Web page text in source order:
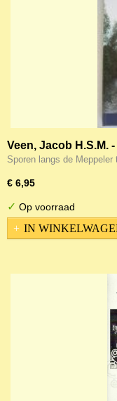
Veen, Jacob H.S.M.
Sporen langs de
€ 6,95
✓ Op voorraad
IN